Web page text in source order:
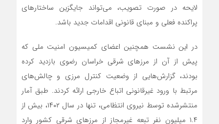
لایحه در صورت تصویب، می‌تواند جایگزین ساختارهای
پراکنده فعلی و مبنای قانونی اقدامات جدید باشد.
در این نشست همچنین اعضای کمیسیون امنیت ملی که
پیش از آن از مرزهای شرقی خراسان رضوی بازدید کرده
بودند، گزارش‌هایی از وضعیت کنترل مرزی و چالش‌های
مرتبط با ورود غیرقانونی اتباع خارجی ارائه کردند. طبق آمار
منتشرشده توسط نیروی انتظامی، تنها در سال ۱۴۰۲، بیش از
۱.۴ میلیون نفر تبعه غیرمجاز از مرزهای شرقی کشور وارد